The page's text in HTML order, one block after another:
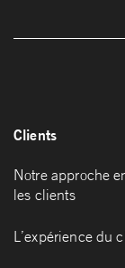
Clients
Notre approche
les clients
L’expérience du